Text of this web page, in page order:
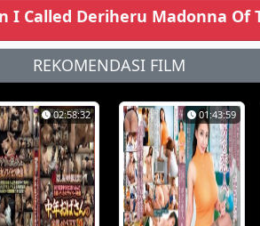
Deriheru Madonna Of
REKOMENDASI FILM
02:58:32 01:43:59